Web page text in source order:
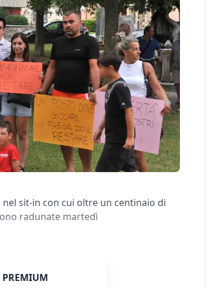
nel sit-in con cui oltre un centinaio di
radunate martedì
PREMIUM